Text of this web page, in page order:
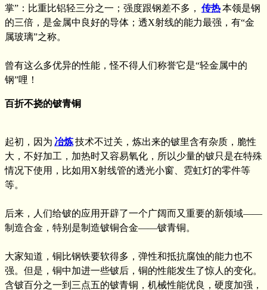
掌”：比重比铝轻三分之一；强度跟钢差不多， 传热本领是钢
的三倍，是金属中良好的导体；透X射线的能力最强，有“金
属玻璃”之称。
曾有这么多优异的性能，怪不得人们称誉它是“轻金属中的
钢”哩！
百折不挠的铍青铜
起初，因为 冶炼技术不过关，炼出来的铍里含有杂质，脆性
大，不好加工，加热时又容易氧化，所以少量的铍只是在特殊
情况下使用，比如用X射线管的透光小窗、霓虹灯的零件等
等。
后来，人们给铍的应用开辟了一个广阔而又重要的新领域——
制造合金，特别是制造铍铜合金——铍青铜。
大家知道，铜比钢铁要软得多，弹性和抵抗腐蚀的能力也不
强。但是，铜中加进一些铍后，铜的性能发生了惊人的变化。
含铍百分之一到三点五的铍青铜，机械性能优良，硬度加强，